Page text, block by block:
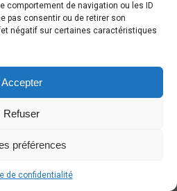
comportement de navigation ou les ID
pas consentir ou de retirer son
négatif sur certaines caractéristiques
Accepter
Refuser
préférences
de confidentialité